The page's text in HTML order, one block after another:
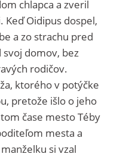
chlapca a zveril
Oidipus dospel,
a zo strachu pred
domov, bez
rodičov.
ktorého v potýčke
pretože išlo o jeho
čase mesto Téby
mesta a
si vzal